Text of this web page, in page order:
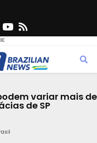
G
Y
u
t
b
s
variar mais de
de SP